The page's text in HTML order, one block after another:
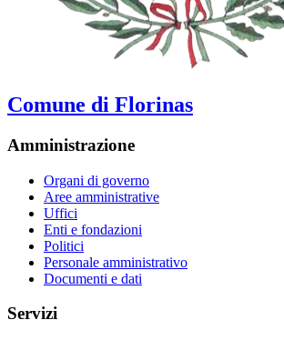
Comune di Florinas
Amministrazione
Organi di governo
Aree amministrative
Uffici
Enti e fondazioni
Politici
Personale amministrativo
Documenti e dati
Servizi